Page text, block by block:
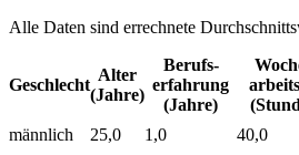
Alle Daten sind errechnete
Geschlecht
Alter
(Jahre)
Berufs­
erfahrung
(Jahre)
männlich 25,0 1,0 40,0